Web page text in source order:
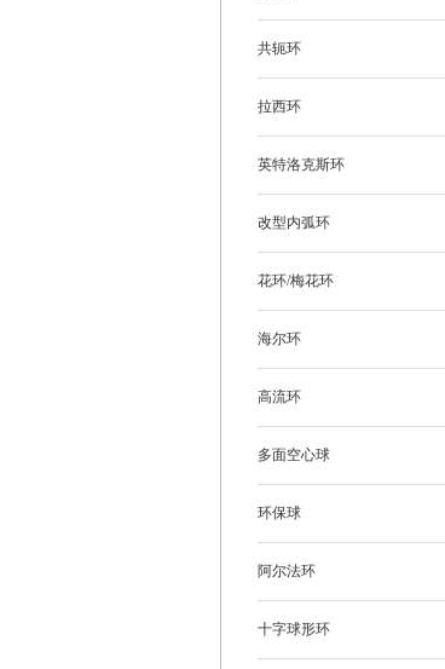
共轭环
拉西环
英特洛克斯环
改型内弧环
花环/梅花环
海尔环
高流环
多面空心球
环保球
阿尔法环
十字球形环